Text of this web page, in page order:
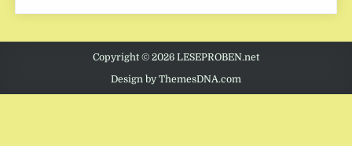
Copyright © 2026 LESEPROBEN.net
Design by ThemesDNA.com